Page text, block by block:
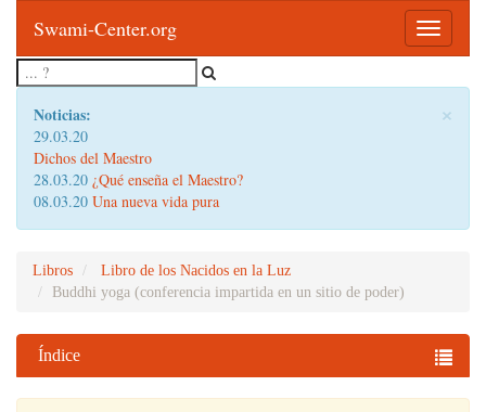
Toggle
Swami-Center.org
×
Noticias:
29.03.20
Dichos del Maestro
28.03.20 ¿Qué enseña el Maestro?
08.03.20 Una nueva vida pura
Libros
Libro de los Nacidos en la Luz
Buddhi yoga (conferencia impartida en un sitio de poder)
Índice